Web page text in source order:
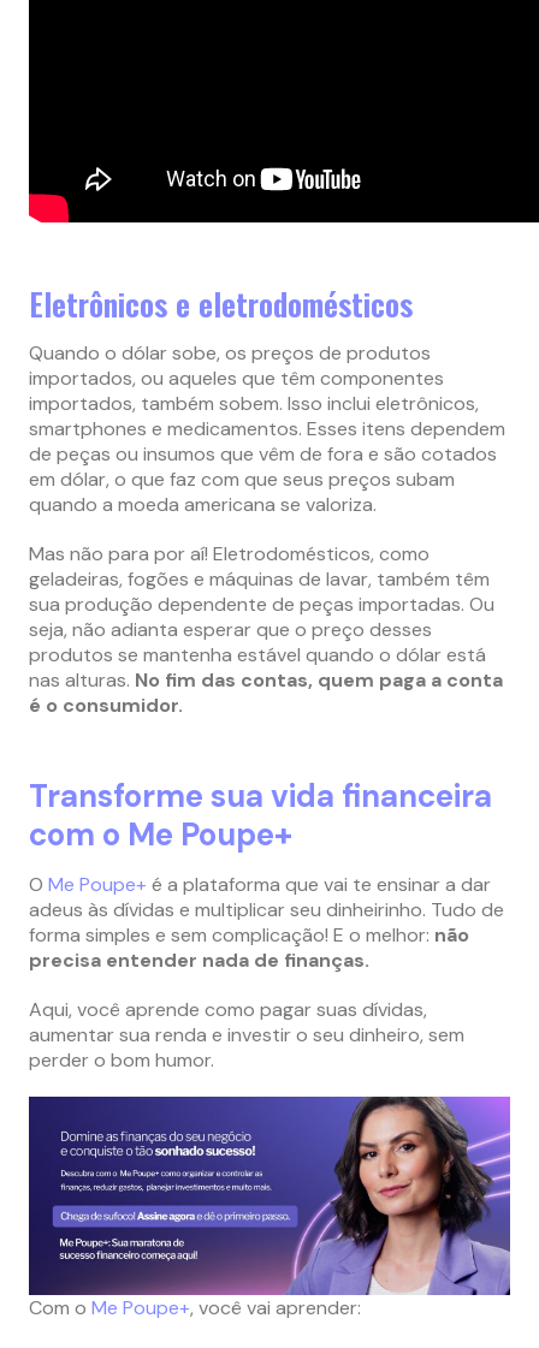
Eletrônicos e eletrodomésticos
Quando o dólar sobe, os preços de produtos
importados, ou aqueles que têm componentes
importados, também sobem. Isso inclui eletrônicos,
smartphones e medicamentos. Esses itens dependem
de peças ou insumos que vêm de fora e são cotados
em dólar, o que faz com que seus preços subam
quando a moeda americana se valoriza.
Mas não para por aí! Eletrodomésticos, como
geladeiras, fogões e máquinas de lavar, também têm
sua produção dependente de peças importadas. Ou
seja, não adianta esperar que o preço desses
produtos se mantenha estável quando o dólar está
nas alturas. No fim das contas, quem paga a conta
é o consumidor.
Transforme sua vida financeira
com o Me Poupe+
O Me Poupe+ é a plataforma que vai te ensinar a dar
adeus às dívidas e multiplicar seu dinheirinho. Tudo de
forma simples e sem complicação! E o melhor: não
precisa entender nada de finanças.
Aqui, você aprende como pagar suas dívidas,
aumentar sua renda e investir o seu dinheiro, sem
perder o bom humor.
Com o Me Poupe+, você vai aprender: